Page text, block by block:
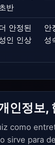
반
안정된
인 인상
안
성
인정보,
como
sirve para